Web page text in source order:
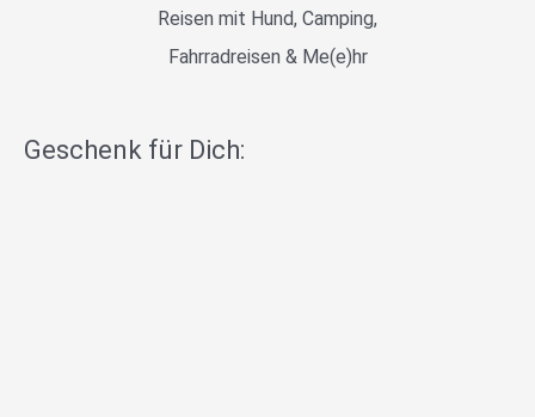
Reisen mit Hund, Camping,
Fahrradreisen & Me(e)hr
Geschenk für Dich: